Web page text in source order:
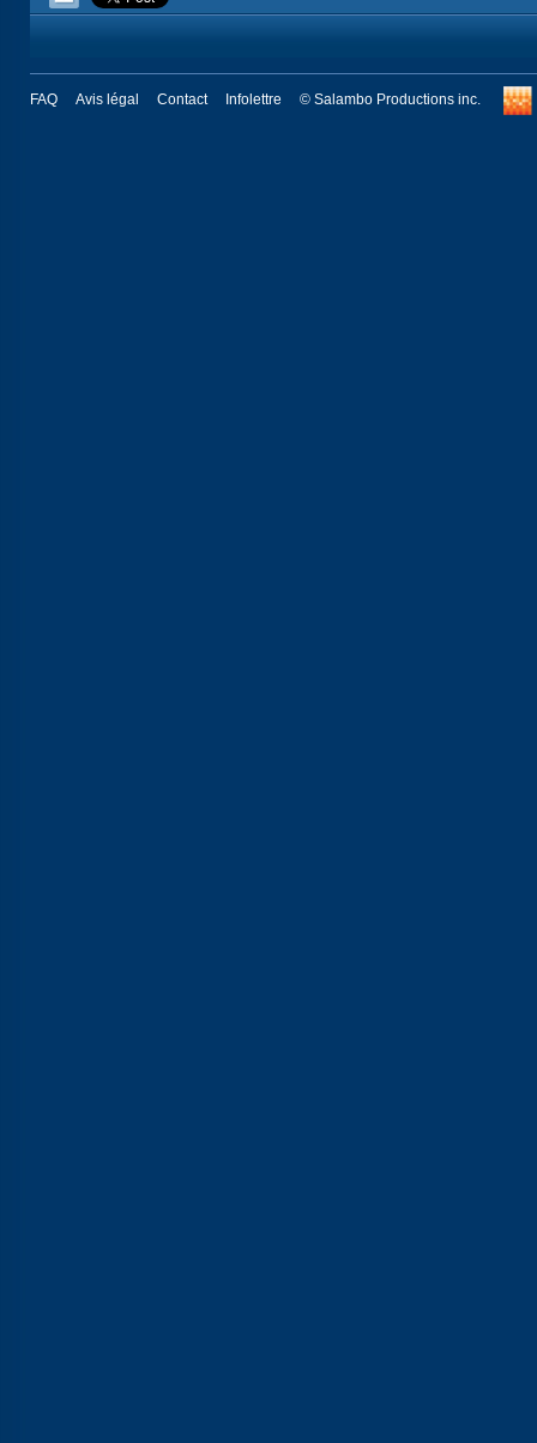
FAQ Avis légal Contact Infolettre © Salambo Productions inc.